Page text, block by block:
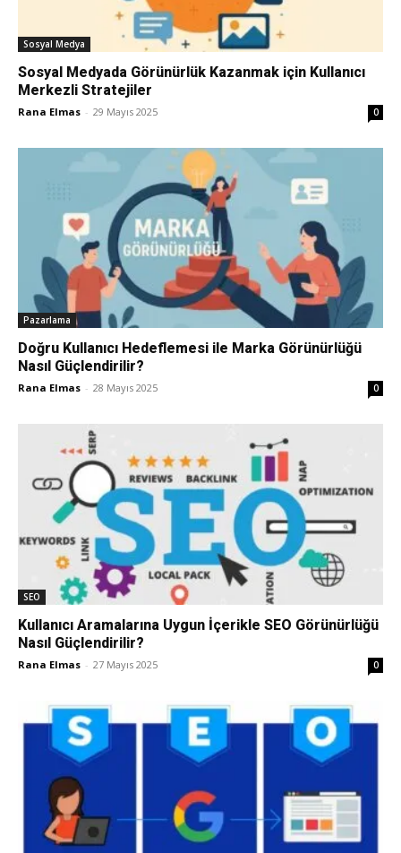
SEM,
ASO,
Tasarım,
UI/UX
Sosyal Medya
Sosyal Medyada Görünürlük Kazanmak için Kullanıcı
Merkezli Stratejiler
Rana Elmas - 29 Mayıs 2025 0
Pazarlama
Doğru Kullanıcı Hedeflemesi ile Marka Görünürlüğü
Nasıl Güçlendirilir?
Rana Elmas - 28 Mayıs 2025 0
SEO
Kullanıcı Aramalarına Uygun İçerikle SEO Görünürlüğü
Nasıl Güçlendirilir?
Rana Elmas - 27 Mayıs 2025 0